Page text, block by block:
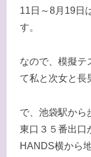
11日～8月19日
す。
なので、模擬テ
て私と次女と長
で、池袋駅から
東口３５番出口
HANDS横から